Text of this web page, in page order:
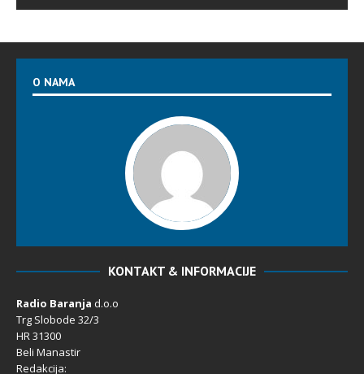
O NAMA
KONTAKT & INFORMACIJE
Radio Baranja d.o.o
Trg Slobode 32/3
HR 31300
Beli Manastir
Redakcija: